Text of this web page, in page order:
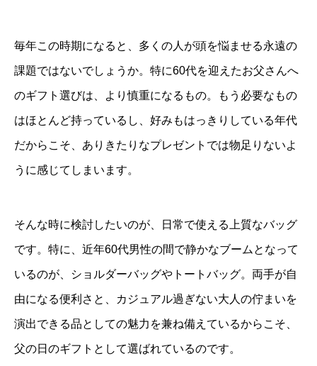
毎年この時期になると、多くの人が頭を悩ませる永遠の
課題ではないでしょうか。特に60代を迎えたお父さんへ
のギフト選びは、より慎重になるもの。もう必要なもの
はほとんど持っているし、好みもはっきりしている年代
だからこそ、ありきたりなプレゼントでは物足りないよ
うに感じてしまいます。
そんな時に検討したいのが、日常で使える上質なバッグ
です。特に、近年60代男性の間で静かなブームとなって
いるのが、ショルダーバッグやトートバッグ。両手が自
由になる便利さと、カジュアル過ぎない大人の佇まいを
演出できる品としての魅力を兼ね備えているからこそ、
父の日のギフトとして選ばれているのです。